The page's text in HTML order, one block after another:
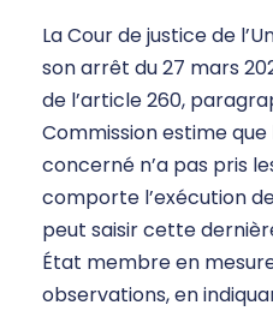
La Cour de justice de
son arrêt du 27 mars
de l’article 260,
Commission estime
concerné n’a pas pris
comporte l’exécution
peut saisir cette
État membre en
observations, en